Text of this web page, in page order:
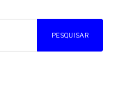
PESQUISAR